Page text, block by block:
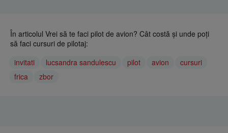
În articolul Vrei să te faci pilot de avion? Cât costă și unde poți
să faci cursuri de pilotaj:
invitati
lucsandra sandulescu pilot avion
cursuri
frica
zbor